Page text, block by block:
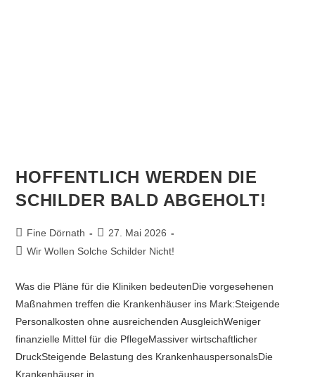
HOFFENTLICH WERDEN DIE
SCHILDER BALD ABGEHOLT!
Fine Dörnath
27. Mai 2026
Wir Wollen Solche Schilder Nicht!
Was die Pläne für die Kliniken bedeutenDie vorgesehenen
Maßnahmen treffen die Krankenhäuser ins Mark:Steigende
Personalkosten ohne ausreichenden AusgleichWeniger
finanzielle Mittel für die PflegeMassiver wirtschaftlicher
DruckSteigende Belastung des KrankenhauspersonalsDie
Krankenhäuser in…